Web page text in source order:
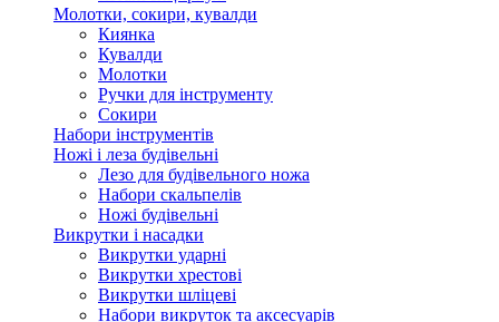
Молотки, сокири, кувалди
Киянка
Кувалди
Молотки
Ручки для інструменту
Сокири
Набори інструментів
Ножі і леза будівельні
Лезо для будівельного ножа
Набори скальпелів
Ножі будівельні
Викрутки і насадки
Викрутки ударні
Викрутки хрестові
Викрутки шліцеві
Набори викруток та аксесуарів